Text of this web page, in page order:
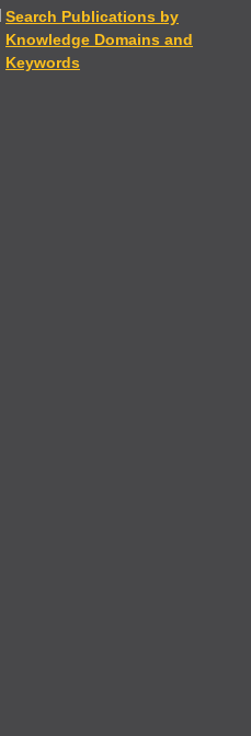
Search Publications by
Knowledge Domains and
Keywords